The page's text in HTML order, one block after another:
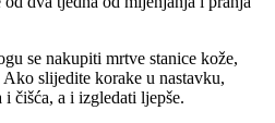
se nakupiti mrtve stanice kože,
slijedite korake u nastavku,
i čišća, a i izgledati ljepše.